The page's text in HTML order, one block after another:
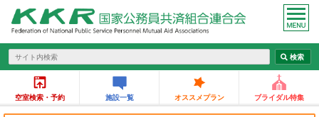
空室検索・予約 施設一覧 オススメプラン ブライダル特集